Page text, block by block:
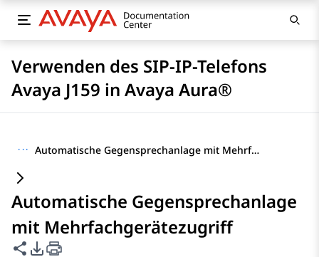
Verwenden des SIP-IP-Telefons
Avaya J159 in Avaya Aura®
··· Automatische Gegensprechanlage mit Mehrfachgerätezugriff
Automatische Gegensprechanlage
mit Mehrfachgerätezugriff
Diese Seite teilen
PDF-Exportoptionen